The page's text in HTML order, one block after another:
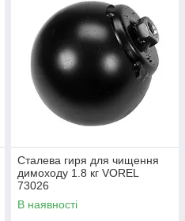
Сталева гиря для чищення
димоходу 1.8 кг VOREL
73026
В наявності